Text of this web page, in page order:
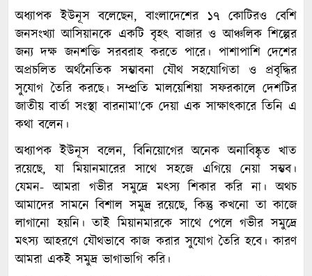
অধ্যাপক ইউনূস বলেছেন, বাংলাদেশের ১৭ কোটিরও বেশি
জনসংখ্যা আসিয়ানকে একটি বৃহৎ বাজার ও আঞ্চলিক শিল্পের
জন্য দক্ষ জনশক্তি সরবরাহ করতে পারে। পাশাপাশি দেশের
অপ্রচলিত অর্থনৈতিক সম্ভাবনা যৌথ সহযোগিতা ও প্রবৃদ্ধির
সুযোগ তৈরি করছে। সম্প্রতি মালয়েশিয়া সফরকালে দেশটির
জাতীয় বার্তা সংস্থা বারনামা’কে দেয়া এক সাক্ষাৎকারে তিনি এ
কথা বলেন।
অধ্যাপক ইউনূস বলেন, বিনিয়োগের অনেক অনাবিষ্কৃত খাত
রয়েছে, যা মিয়ানমারের সাথে সহজে এগিয়ে নেয়া সম্ভব।
যেমন- আমরা গভীর সমুদ্রে মৎস্য শিকার করি না। অথচ
আমাদের সামনে বিশাল সমুদ্র রয়েছে, কিন্তু কখনো তা কাজে
লাগানো হয়নি। তাই মিয়ানমারকে সাথে পেলে গভীর সমুদ্রে
মৎস্য আহরণে যৌথভাবে কাজ করার সুযোগ তৈরি হবে। কারণ
আমরা একই সমুদ্র ভাগাভাগি করি।